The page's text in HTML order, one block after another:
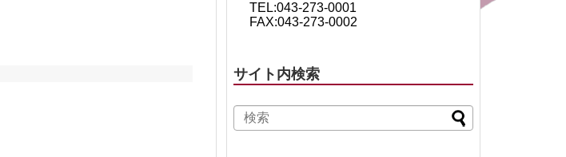
TEL:043-273-0001
FAX:043-273-0002
サイト内検索